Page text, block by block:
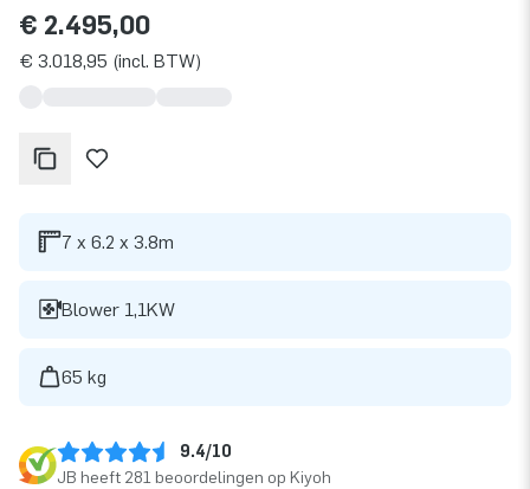
€ 2.495,00
€ 3.018,95 (incl. BTW)
7 x 6.2 x 3.8m
Blower 1,1KW
65 kg
9.4/10
JB heeft 281 beoordelingen op Kiyoh